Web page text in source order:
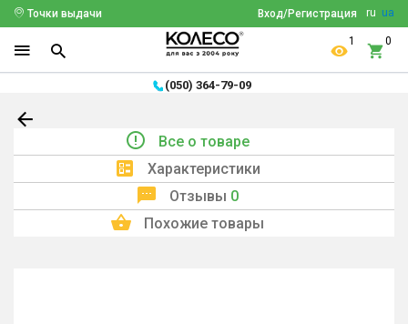
ru ua
Вход/Регистрация
Точки выдачи
1 0
(050) 364-79-09
Все о товаре
Характеристики
Отзывы 0
Похожие товары